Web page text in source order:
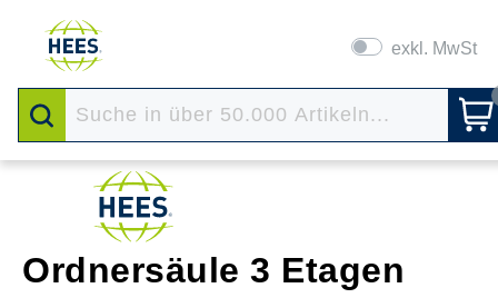
exkl. MwSt
Ordnersäule 3 Etagen